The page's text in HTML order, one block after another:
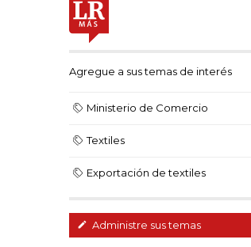
Agregue a sus temas de interés
Ministerio de Comercio
Textiles
Exportación de textiles
Administre sus temas